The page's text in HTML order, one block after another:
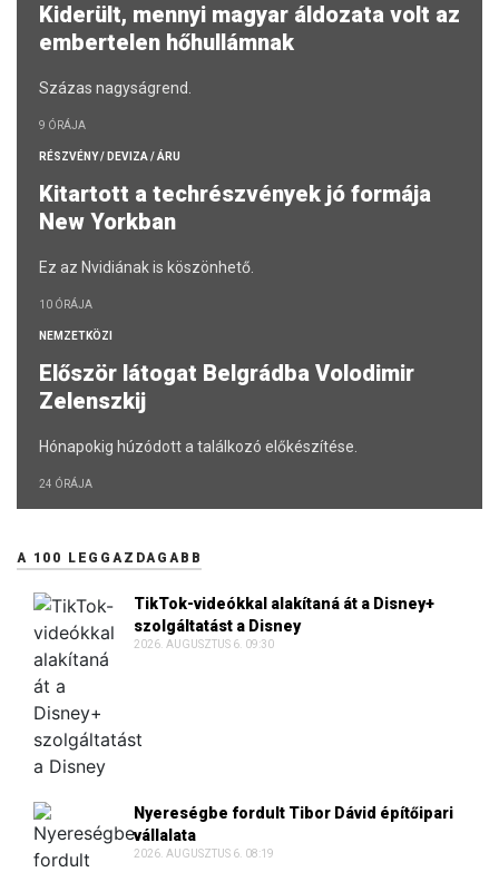
Kiderült, mennyi magyar áldozata volt az
embertelen hőhullámnak
Százas nagyságrend.
9 ÓRÁJA
RÉSZVÉNY / DEVIZA / ÁRU
Kitartott a techrészvények jó formája
New Yorkban
Ez az Nvidiának is köszönhető.
10 ÓRÁJA
NEMZETKÖZI
Először látogat Belgrádba Volodimir
Zelenszkij
Hónapokig húzódott a találkozó előkészítése.
24 ÓRÁJA
A 100 LEGGAZDAGABB
TikTok-videókkal alakítaná át a Disney+
szolgáltatást a Disney
2026. AUGUSZTUS 6. 09:30
Nyereségbe fordult Tibor Dávid építőipari
vállalata
2026. AUGUSZTUS 6. 08:19